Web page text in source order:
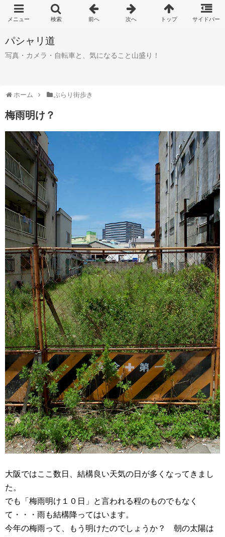
パシャリ道
写真・カメラ・自転車と、気になること山盛り！
ホーム ぶらり街歩き
梅雨明け？
大阪ではここ数日、結構良い天気の日が多くなってきまし
た。
でも「梅雨明け１０日」と言われる程のものでもなく
て・・・雨も結構降ってはいます。
今年の梅雨って、もう明けたのでしょうか？ 朝の太陽は